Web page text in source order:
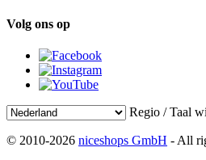
Volg ons op
Regio / Taal
© 2010-2026 niceshops GmbH - All